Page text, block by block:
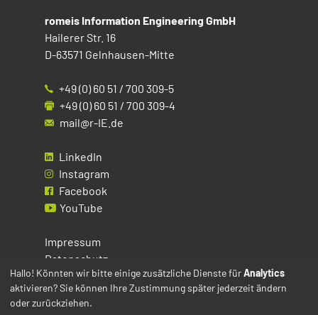
romeis Information Engineering GmbH
Hailerer Str. 16
D-63571 Gelnhausen-Mitte
+49 (0) 60 51 / 700 309-5
+49 (0) 60 51 / 700 309-4
mail@r-IE.de
LinkedIn
Instagram
Facebook
YouTube
Impressum
Datenschutz
Cookies
Hallo! Könnten wir bitte einige zusätzliche Dienste fürAnalytics
aktivieren? Sie können Ihre Zustimmung später jederzeit ändern
oder zurückziehen.